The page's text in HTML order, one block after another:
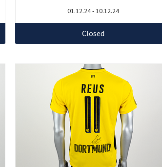
01.12.24 - 10.12.24
Closed